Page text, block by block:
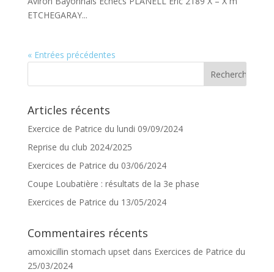
ETCHEGARAY...
« Entrées précédentes
Articles récents
Exercice de Patrice du lundi 09/09/2024
Reprise du club 2024/2025
Exercices de Patrice du 03/06/2024
Coupe Loubatière : résultats de la 3e phase
Exercices de Patrice du 13/05/2024
Commentaires récents
amoxicillin stomach upsetdans Exercices de Patrice du
25/03/2024